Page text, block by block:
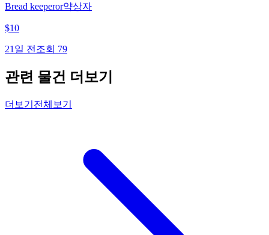
Bread keeperor약상자
$10
21일 전 조회 79
관련 물건 더보기
더보기 전체보기